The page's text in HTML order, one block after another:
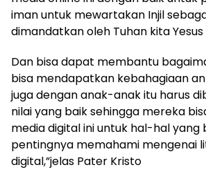
iman untuk mewartakan Injil
dimandatkan oleh Tuhan kita Yesus
Dan bisa dapat membantu
bisa mendapatkan kebahagiaan
juga dengan anak-anak itu harus
nilai yang baik sehingga mereka
media digital ini untuk hal-hal yang
pentingnya memahami mengenai
digital,”jelas Pater Kristo